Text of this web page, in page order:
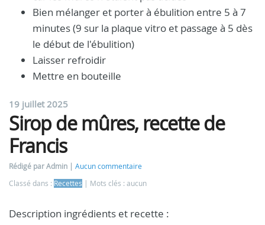
Bien mélanger et porter à ébulition entre 5 à 7
minutes (9 sur la plaque vitro et passage à 5 dès
le début de l'ébulition)
Laisser refroidir
Mettre en bouteille
19 juillet 2025
Sirop de mûres, recette de
Francis
Rédigé par Admin
Aucun commentaire
Classé dans : Recettes Mots clés : aucun
Description ingrédients et recette :